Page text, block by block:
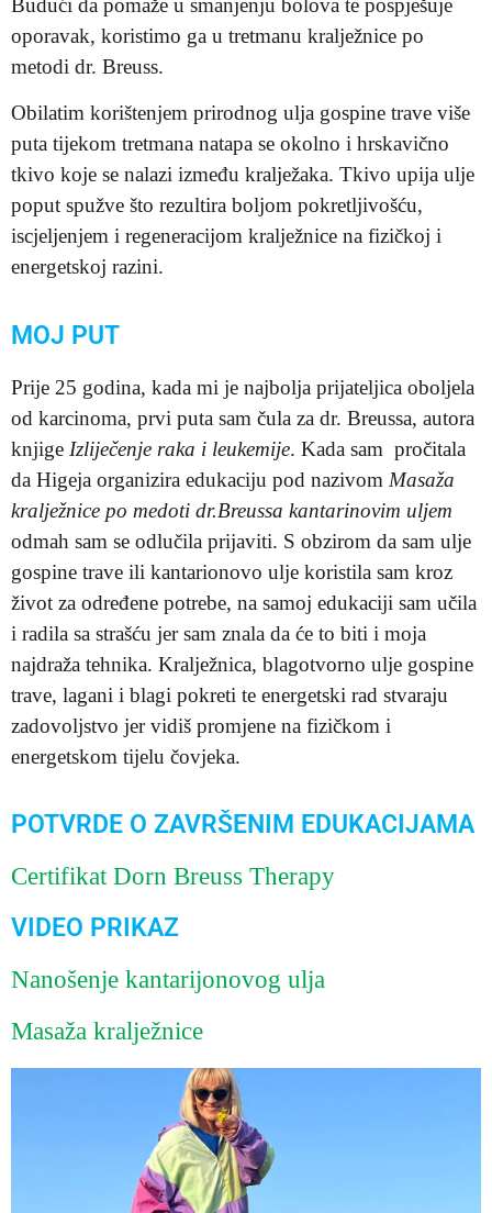
Budući da pomaže u smanjenju bolova te pospješuje
oporavak, koristimo ga u tretmanu kralježnice po
metodi dr. Breuss.
Obilatim korištenjem prirodnog ulja gospine trave više
puta tijekom tretmana natapa se okolno i hrskavično
tkivo koje se nalazi između kralježaka. Tkivo upija ulje
poput spužve što rezultira boljom pokretljivošću,
iscjeljenjem i regeneracijom kralježnice na fizičkoj i
energetskoj razini.
MOJ PUT
Prije 25 godina, kada mi je najbolja prijateljica oboljela
od karcinoma, prvi puta sam čula za dr. Breussa, autora
knjige Izliječenje raka i leukemije. Kada sam pročitala
da Higeja organizira edukaciju pod nazivom Masaža
kralježnice po medoti dr.Breussa kantarinovim uljem
odmah sam se odlučila prijaviti. S obzirom da sam ulje
gospine trave ili kantarionovo ulje koristila sam kroz
život za određene potrebe, na samoj edukaciji sam učila
i radila sa strašću jer sam znala da će to biti i moja
najdraža tehnika. Kralježnica, blagotvorno ulje gospine
trave, lagani i blagi pokreti te energetski rad stvaraju
zadovoljstvo jer vidiš promjene na fizičkom i
energetskom tijelu čovjeka.
POTVRDE O ZAVRŠENIM EDUKACIJAMA
Certifikat Dorn Breuss Therapy
VIDEO PRIKAZ
Nanošenje kantarijonovog ulja
Masaža kralježnice